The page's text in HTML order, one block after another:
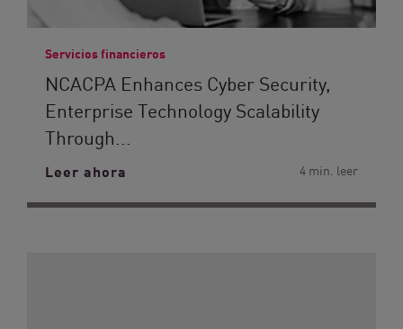
Servicios financieros
NCACPA Enhances Cyber Security,
Enterprise Technology Scalability
Through...
Leer ahora 4 min. leer